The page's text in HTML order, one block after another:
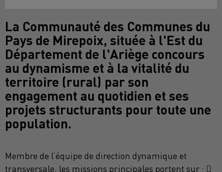
La Communauté des Communes du
Pays de Mirepoix, située à l'Est du
Département de l'Ariège concours
au dynamisme et à la vitalité du
territoire (rural) par son
engagement au quotidien et ses
projets structurants pour toute une
population.
Membre de l’équipe de direction dynamique et
transversale, les missions principales portent sur : 